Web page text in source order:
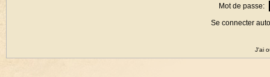
Mot de passe:
Se connecter
J'ai